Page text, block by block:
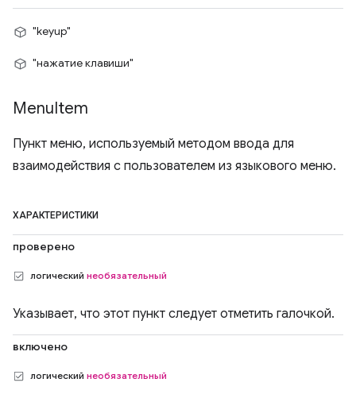
"keyup"
"нажатие клавиши"
MenuItem
Пункт меню, используемый методом ввода для
взаимодействия с пользователем из языкового меню.
ХАРАКТЕРИСТИКИ
проверено
логический необязательный
Указывает, что этот пункт следует отметить галочкой.
включено
логический необязательный